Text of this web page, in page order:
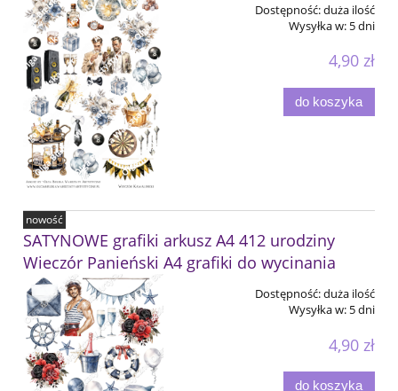
Dostępność:duża ilość
Wysyłka w: 5 dni
4,90 zł
do koszyka
SATYNOWE grafiki arkusz A4 412 urodziny
Wieczór Panieński A4 grafiki do wycinania
Dostępność:duża ilość
Wysyłka w: 5 dni
4,90 zł
do koszyka
nowość